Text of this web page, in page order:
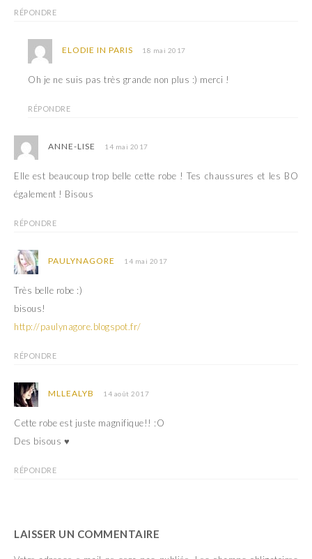
RÉPONDRE
ELODIE IN PARIS 18 mai 2017
Oh je ne suis pas très grande non plus :) merci !
RÉPONDRE
ANNE-LISE 14 mai 2017
Elle est beaucoup trop belle cette robe ! Tes chaussures et les BO
également ! Bisous
RÉPONDRE
PAULYNAGORE 14 mai 2017
Très belle robe :)
bisous!
http://paulynagore.blogspot.fr/
RÉPONDRE
MLLEALYB 14 août 2017
Cette robe est juste magnifique!! :O
Des bisous ♥
RÉPONDRE
LAISSER UN COMMENTAIRE